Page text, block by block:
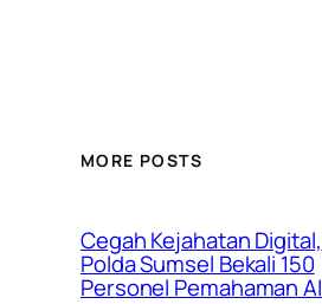
MORE POSTS
Cegah Kejahatan Digital,
Polda Sumsel Bekali 150
Personel Pemahaman AI